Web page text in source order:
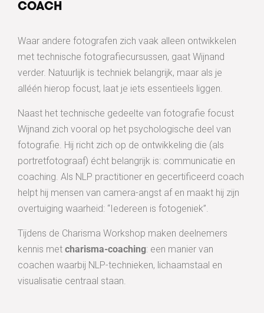
COACH
Waar andere fotografen zich vaak alleen ontwikkelen
met technische fotografiecursussen, gaat Wijnand
verder. Natuurlijk is techniek belangrijk, maar als je
alléén hierop focust, laat je iets essentieels liggen.
Naast het technische gedeelte van fotografie focust
Wijnand zich vooral op het psychologische deel van
fotografie. Hij richt zich op de ontwikkeling die (als
portretfotograaf) écht belangrijk is: communicatie en
coaching. Als NLP practitioner en gecertificeerd coach
helpt hij mensen van camera-angst af en maakt hij zijn
overtuiging waarheid: “Iedereen is fotogeniek”.
Tijdens de Charisma Workshop maken deelnemers
kennis met charisma-coaching: een manier van
coachen waarbij NLP-technieken, lichaamstaal en
visualisatie centraal staan.